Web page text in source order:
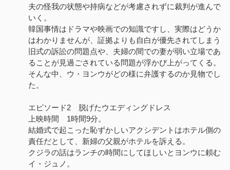
夫の怪我の状態や持病などが考慮されずに裁判が進んで
いく。
韓国事情はドラマや映画での知識ですし、実際はどうか
はわかりませんが、証拠よりも自白が優先されてしまう
旧式の訴訟の問題点や、夫婦の間での妻が弱い立場であ
ることが見過ごされている問題が浮かび上がってくる。
そんな中、ウ・ヨンウがどの様に弁護するのか見物でし
た。
エピソード2 脱げたウエディングドレス
上映時間 1時間9分。
結婚式で起こった恥ずかしいアクシデントはホテル側の
責任だとして、新婦の父親がホテルを訴える。
クジラの話はランチの時間にしてほしいとヨンウに頼む
イ・ジュノ。